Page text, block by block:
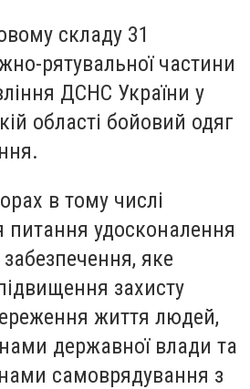
складу 31
рятувальної частини
ДСНС України у
області бойовий одяг
в тому числі
питання удосконалення
яке
захисту
життя людей,
державної влади та
самоврядування з